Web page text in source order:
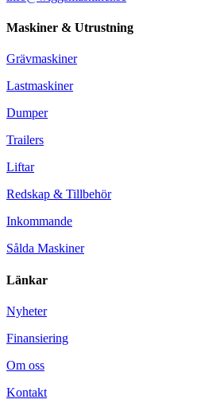
Maskiner & Utrustning
Grävmaskiner
Lastmaskiner
Dumper
Trailers
Liftar
Redskap & Tillbehör
Inkommande
Sålda Maskiner
Länkar
Nyheter
Finansiering
Om oss
Kontakt